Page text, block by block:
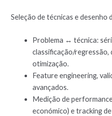
Seleção de técnicas e desenho
Problema ↔ técnica:
classificação/regressão,
otimização.
Feature engineering,
avançados.
Medição de
económico) e tracking